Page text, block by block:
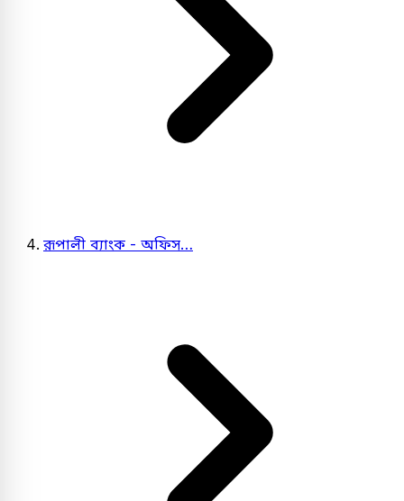
রূপালী ব্যাংক - অফিস…